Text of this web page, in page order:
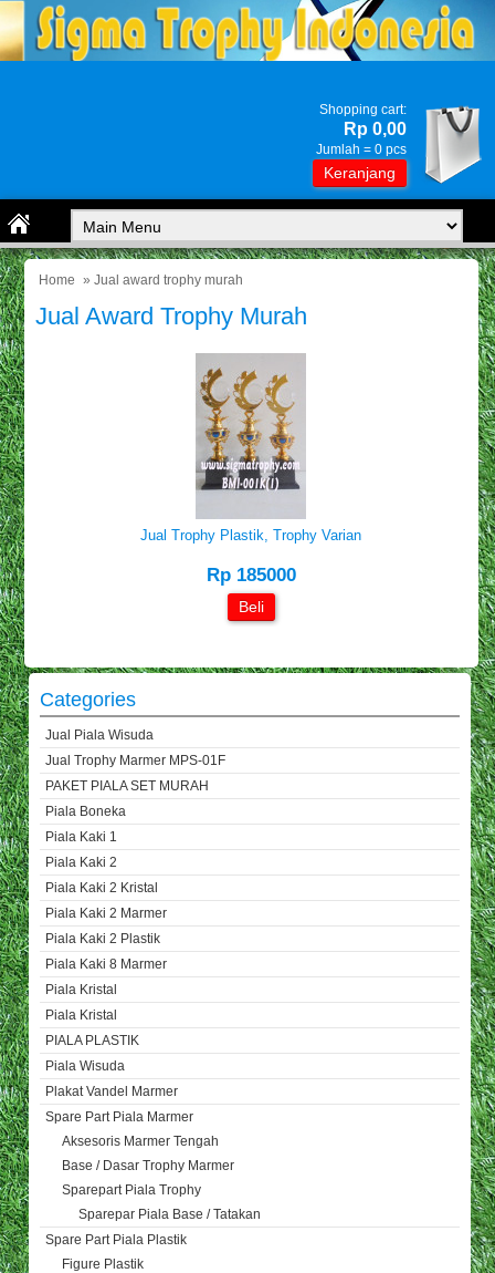
Shopping cart:
Rp 0,00
Jumlah = 0 pcs
Keranjang
Home » Jual award trophy murah
Jual Award Trophy Murah
Jual Trophy Plastik, Trophy Varian
Rp 185000
Beli
Categories
Jual Piala Wisuda
Jual Trophy Marmer MPS-01F
PAKET PIALA SET MURAH
Piala Boneka
Piala Kaki 1
Piala Kaki 2
Piala Kaki 2 Kristal
Piala Kaki 2 Marmer
Piala Kaki 2 Plastik
Piala Kaki 8 Marmer
Piala Kristal
Piala Kristal
PIALA PLASTIK
Piala Wisuda
Plakat Vandel Marmer
Spare Part Piala Marmer
Aksesoris Marmer Tengah
Base / Dasar Trophy Marmer
Sparepart Piala Trophy
Sparepar Piala Base / Tatakan
Spare Part Piala Plastik
Figure Plastik